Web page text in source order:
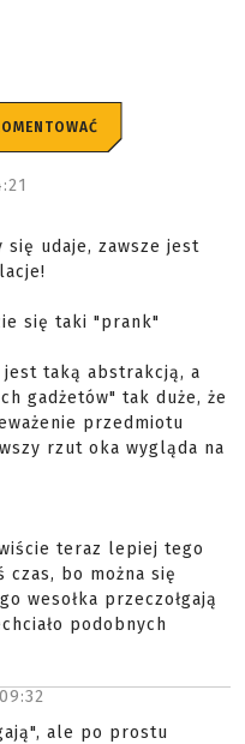
się udaje, zawsze jest
się taki "prank"
taką abstrakcją, a
gadżetów" tak duże, że
przedmiotu
rzut oka wygląda na
teraz lepiej tego
bo można się
wesołka przeczołgają
podobnych
09:32
ale po prostu